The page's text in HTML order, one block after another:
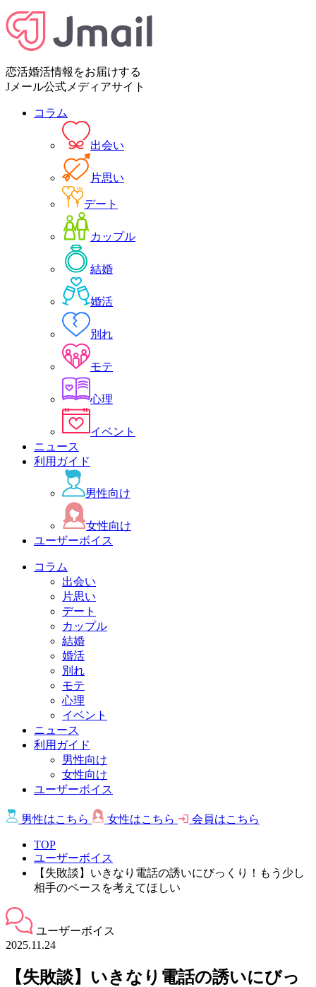
恋活婚活情報をお届けする
Jメール公式メディアサイト
コラム
出会い
片思い
デート
カップル
結婚
婚活
別れ
モテ
心理
イベント
ニュース
利用ガイド
男性向け
女性向け
ユーザーボイス
コラム
出会い
片思い
デート
カップル
結婚
婚活
別れ
モテ
心理
イベント
ニュース
利用ガイド
男性向け
女性向け
ユーザーボイス
男性はこちら 女性はこちら 会員はこちら
TOP
ユーザーボイス
【失敗談】いきなり電話の誘いにびっくり！もう少し
相手のペースを考えてほしい
ユーザーボイス
2025.11.24
【失敗談】いきなり電話の誘いにびっ